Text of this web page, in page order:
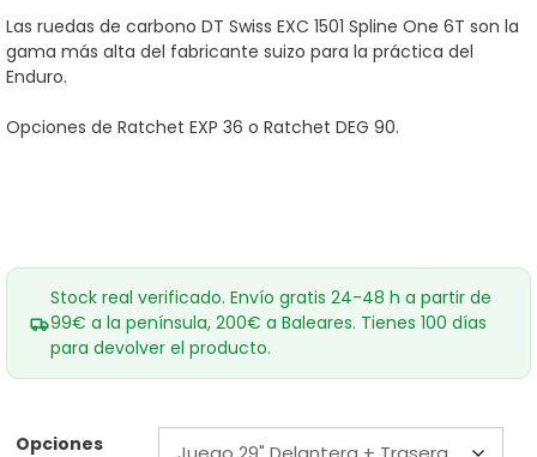
desde
999,00€
hasta
Las ruedas de carbono DT Swiss EXC 1501 Spline One 6T son la
gama más alta del fabricante suizo para la práctica del
Enduro.
Opciones de Ratchet EXP 36 o Ratchet DEG 90.
Stock real verificado. Envío gratis 24-48 h a partir de
99€ a la península, 200€ a Baleares. Tienes 100 días
para devolver el producto.
Opciones